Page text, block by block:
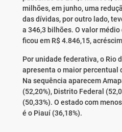
milhões, em junho, uma
das dívidas, por outro lado,
a 346,3 bilhões. O valor
ficou em R$ 4.846,15,
Por unidade federativa, o Rio
apresenta o maior percentual
Na sequência aparecem
(52,20%), Distrito Federal
(50,33%). O estado com
é o Piauí (36,18%).